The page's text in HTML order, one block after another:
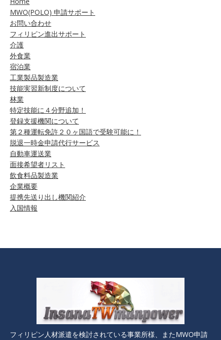
MWO(POLO) 申請サポート
お問い合わせ
フィリピン進出サポート
介護
外食業
宿泊業
工業製品製造業
技能実習新制度について
林業
特定技能に４分野追加！
登録支援機関について
第２種運転免許２０ヶ国語で受験可能に！
脱退一時金申請代行サービス
自動車運送業
面接希望者リスト
飲食料品製造業
企業概要
提携先送り出し機関紹介
入国情報
フィリピン人材派遣を検討されている事業所様、またMWO申請